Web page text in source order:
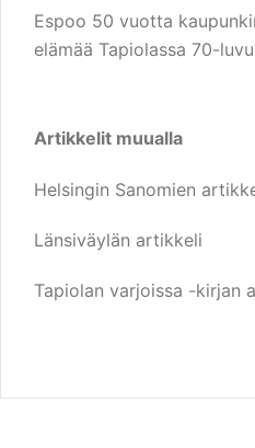
Espoo 50 vuotta
elämää Tapiolassa 70-
Artikkelit muualla
Helsingin Sanomien
Länsiväylän artikkeli
Tapiolan varjoissa -kirjan